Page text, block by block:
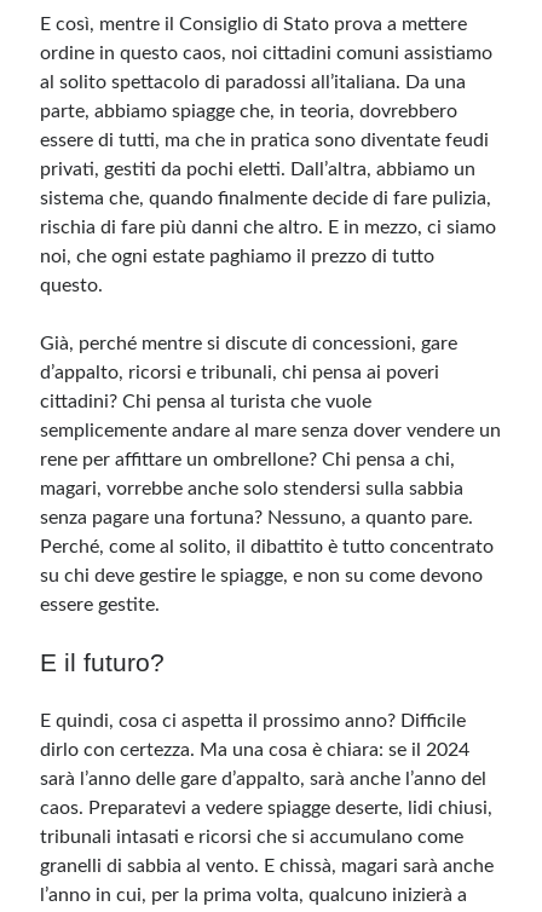
E così, mentre il Consiglio di Stato prova a mettere
ordine in questo caos, noi cittadini comuni assistiamo
al solito spettacolo di paradossi all’italiana. Da una
parte, abbiamo spiagge che, in teoria, dovrebbero
essere di tutti, ma che in pratica sono diventate feudi
privati, gestiti da pochi eletti. Dall’altra, abbiamo un
sistema che, quando finalmente decide di fare pulizia,
rischia di fare più danni che altro. E in mezzo, ci siamo
noi, che ogni estate paghiamo il prezzo di tutto
questo.
Già, perché mentre si discute di concessioni, gare
d’appalto, ricorsi e tribunali, chi pensa ai poveri
cittadini? Chi pensa al turista che vuole
semplicemente andare al mare senza dover vendere un
rene per affittare un ombrellone? Chi pensa a chi,
magari, vorrebbe anche solo stendersi sulla sabbia
senza pagare una fortuna? Nessuno, a quanto pare.
Perché, come al solito, il dibattito è tutto concentrato
su chi deve gestire le spiagge, e non su come devono
essere gestite.
E il futuro?
E quindi, cosa ci aspetta il prossimo anno? Difficile
dirlo con certezza. Ma una cosa è chiara: se il 2024
sarà l’anno delle gare d’appalto, sarà anche l’anno del
caos. Preparatevi a vedere spiagge deserte, lidi chiusi,
tribunali intasati e ricorsi che si accumulano come
granelli di sabbia al vento. E chissà, magari sarà anche
l’anno in cui, per la prima volta, qualcuno inizierà a